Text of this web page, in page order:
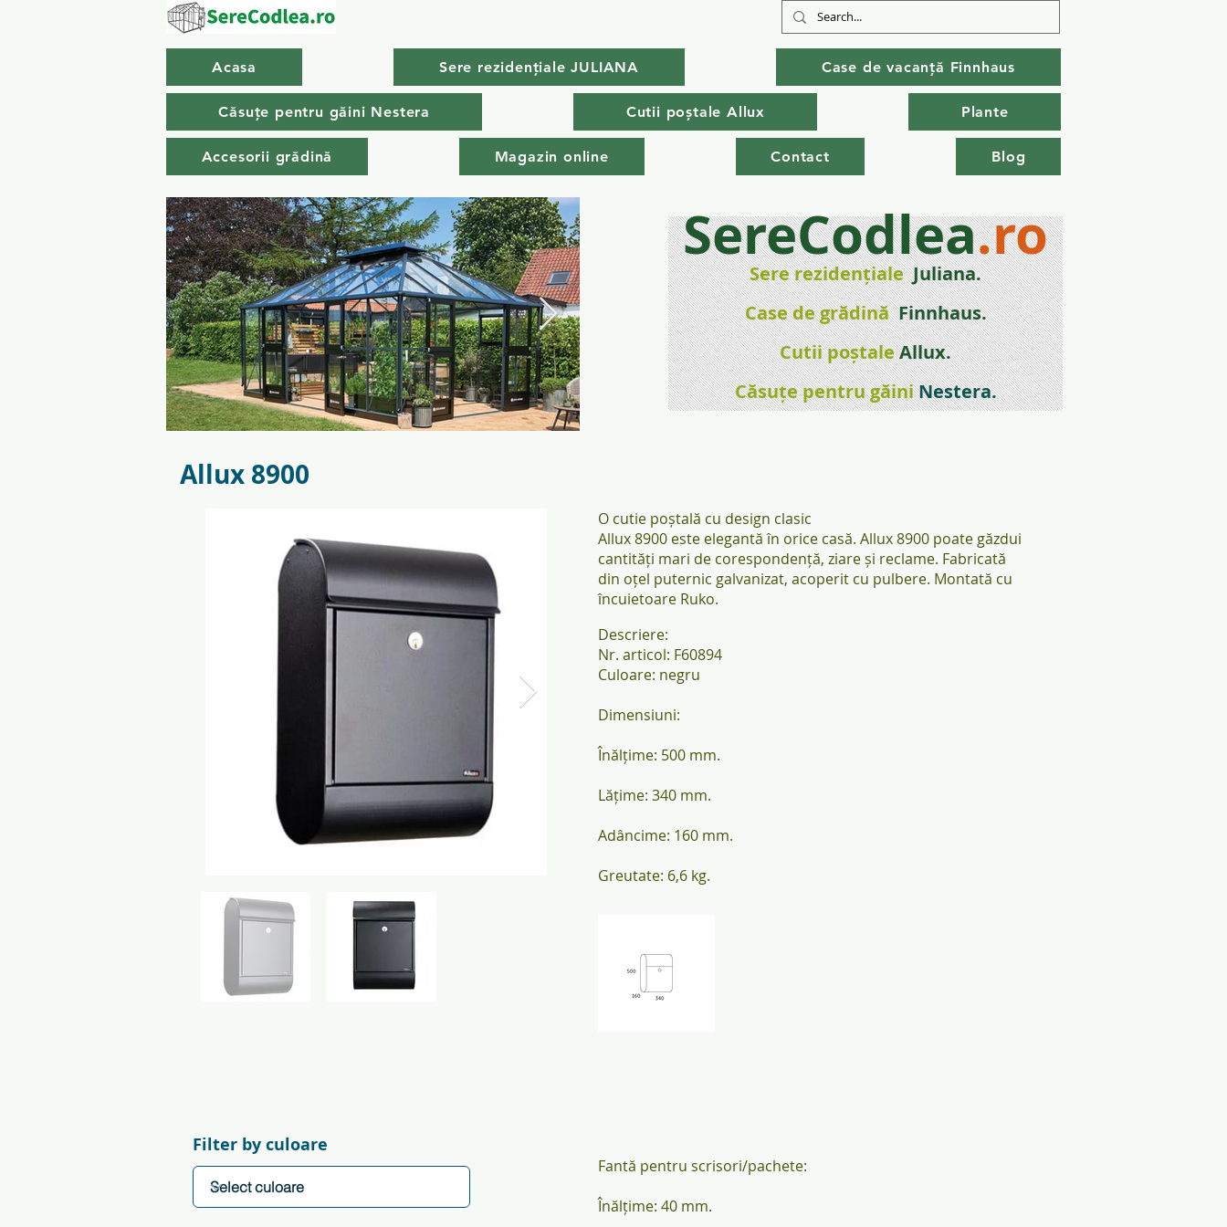
Acasa Sere rezidențiale JULIANA Case de vacanță Finnhaus
Căsuțe pentru găini Nestera Cutii poștale Allux Plante
Accesorii grădină Magazin online Contact Blog
_KSM0228_Grand Oase 18,8_cmyk.jpg
SereCodlea.ro
Sere rezidențiale Juliana.
Case de grădină Finnhaus.
Cutii poștaleAllux.
Căsuțe pentru găiniNestera.
Allux 8900
Filter by culoare
O cutie poștală cu design clasic
Allux 8900 este elegantă în orice casă. Allux 8900 poate găzdui
cantități mari de corespondență, ziare și reclame. Fabricată
din oțel puternic galvanizat, acoperit cu pulbere. Montată cu
încuietoare Ruko.
Descriere:
Nr. articol: F60894
Culoare: negru
Dimensiuni:
Înălțime: 500 mm.
Lățime: 340 mm.
Adâncime: 160 mm.
Greutate: 6,6 kg.
Fantă pentru scrisori/pachete:
Înălțime: 40 mm.